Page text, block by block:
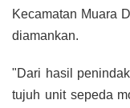
Kecamatan Muara
diamankan.
"Dari hasil
tujuh unit sepeda